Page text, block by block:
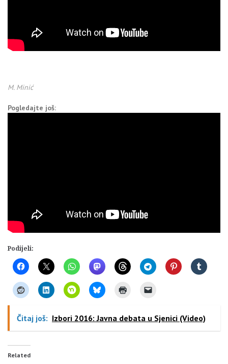
M. Minić
Pogledajte još:
Podijeli:
Čitaj još: Izbori 2016: Javna debata u Sjenici (Video)
Related